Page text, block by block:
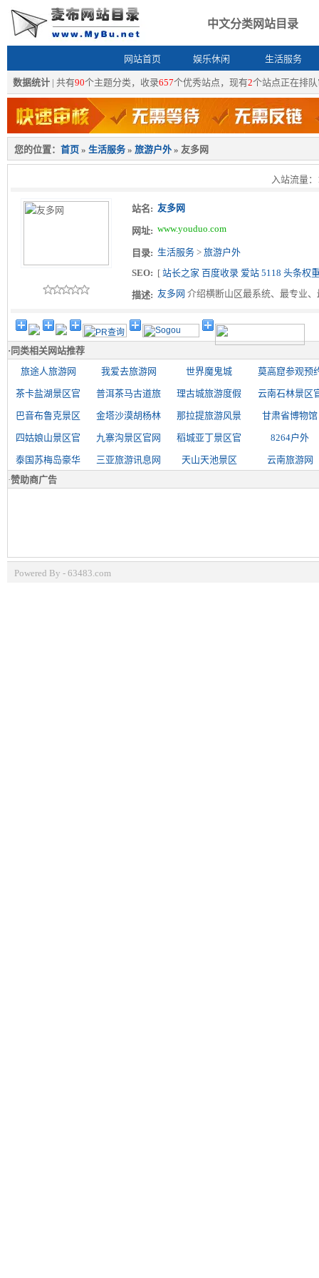
中文分类网站目录
网站首页 娱乐休闲 生活服务
数据统计 | 共有90个主题分类，收录657个优秀站点，现有2个站点正在排
您的位置： 首页 » 生活服务 » 旅游户外 » 友多网
入站流量
站名: 友多网
网址: www.youduo.com
目录: 生活服务 > 旅游户外
SEO: [ 站长之家 百度收录 爱站 5118 头条权
描述: 友多网 介绍横断山区最系统、最专业
· 同类相关网站推荐
旅途人旅游网
我爱去旅游网 世界魔鬼城 莫高窟参观预
茶卡盐湖景区官 普洱茶马古道旅 理古城旅游度假 云南石林景区
巴音布鲁克景区 金塔沙漠胡杨林 那拉提旅游风景 甘肃省博物馆
四姑娘山景区官 九寨沟景区官网 稻城亚丁景区官 8264户外
泰国苏梅岛豪华 三亚旅游讯息网 天山天池景区
云南旅游网
·赞助商广告
Powered By - 63483.com